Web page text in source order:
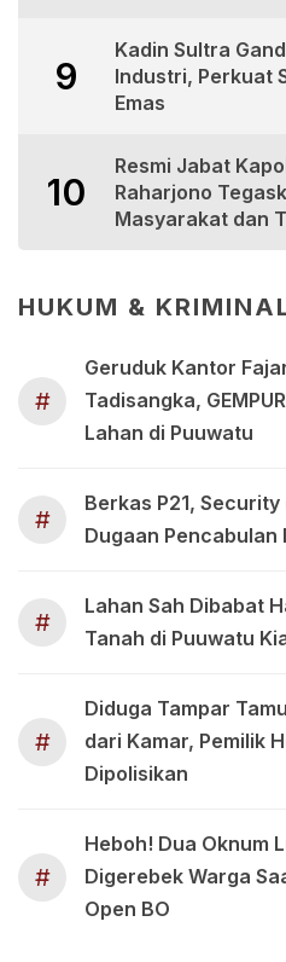
9
Kadin Sultra
Industri, Perkuat
Emas
10
Resmi Jabat
Raharjono
Masyarakat dan
HUKUM &
#
Geruduk Kantor
Tadisangka,
Lahan di Puuwatu
#
Berkas P21,
Dugaan Pencabulan
#
Lahan Sah Dibabat
Tanah di Puuwatu
#
Diduga Tampar
dari Kamar, Pemilik
Dipolisikan
#
Heboh! Dua Oknum
Digerebek Warga
Open BO